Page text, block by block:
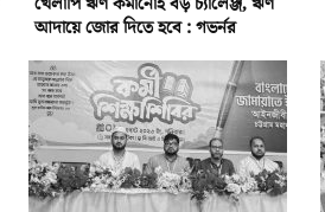
আদায়ে জোর দিতে হবে : গভর্নর